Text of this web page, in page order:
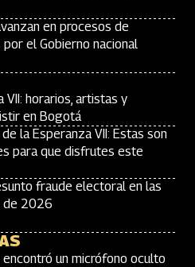
en procesos de
el Gobierno nacional
VII: horarios, artistas y
en Bogotá
la Esperanza VII: Estas son
para que disfrutes este
fraude electoral en las
de 2026
encontró un micrófono oculto